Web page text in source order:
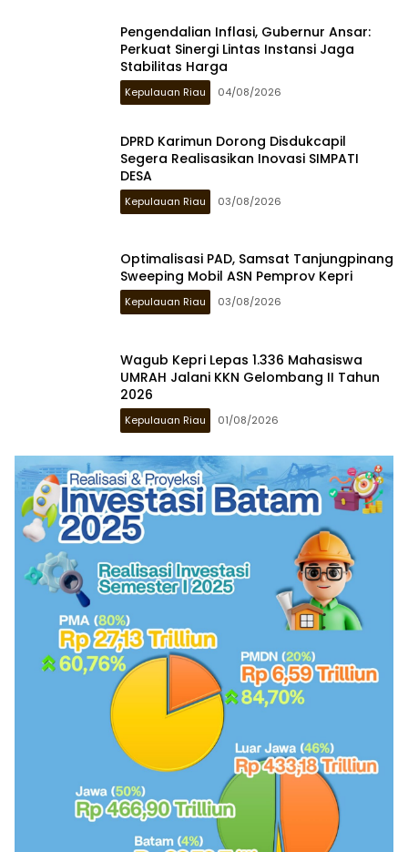
Pengendalian Inflasi, Gubernur Ansar:
Perkuat Sinergi Lintas Instansi Jaga
Stabilitas Harga
Kepulauan Riau 04/08/2026
DPRD Karimun Dorong Disdukcapil
Segera Realisasikan Inovasi SIMPATI
DESA
Kepulauan Riau 03/08/2026
Optimalisasi PAD, Samsat Tanjungpinang
Sweeping Mobil ASN Pemprov Kepri
Kepulauan Riau 03/08/2026
Wagub Kepri Lepas 1.336 Mahasiswa
UMRAH Jalani KKN Gelombang II Tahun
2026
Kepulauan Riau 01/08/2026